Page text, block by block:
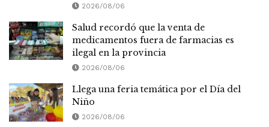
2026/08/06
Salud recordó que la venta de
medicamentos fuera de farmacias es
ilegal en la provincia
2026/08/06
Llega una feria temática por el Día del
Niño
2026/08/06